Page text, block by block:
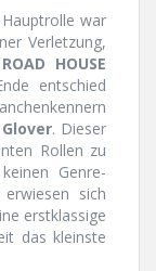
war
Verletzung,
ROAD HOUSE
entschied
. Dieser
Rollen zu
Genre-
sich
erstklassige
das kleinste